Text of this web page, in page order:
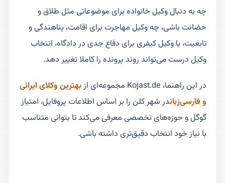
چه به دنبال وکیل خانواده برای موضوعاتی مثل طلاق و
حضانت باشی، چه وکیل مهاجرت برای اقامت، پناهندگی و
تابعیت، یا وکیل کیفری برای دفاع جدی در دادگاه، انتخاب
وکیل درست می‌تواند روند پرونده را کاملا تغییر دهد.
در این راهنما، Kojast.de مجموعه‌ای از
بهترین وکلای ایرانی
و فارسی‌زباندر شهر کلن را بر اساس اطلاعات پروفایل، امتیاز
گوگل و حوزه‌های تخصصی معرفی می‌کند تا بتوانی متناسب
با نیاز خود انتخاب دقیق‌تری داشته باشی.